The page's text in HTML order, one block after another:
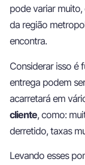
pode variar
da região
encontra.
Considerar isso é
entrega podem
acarretará em
cliente, como:
derretido, taxas
Levando esses